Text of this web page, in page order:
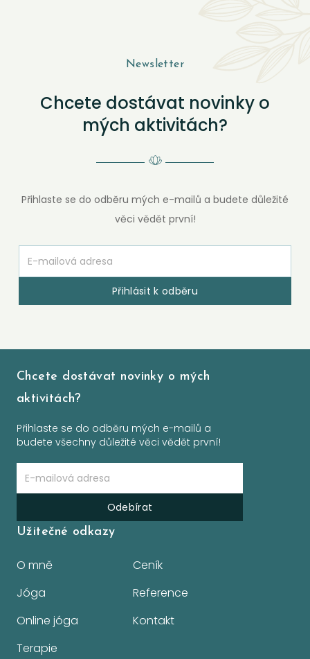
Newsletter
Chcete dostávat novinky o
mých aktivitách?
Přihlaste se do odběru mých e-mailů a budete důležité
věci vědět první!
Přihlásit k odběru
Chcete dostávat novinky o mých
aktivitách?
Přihlaste se do odběru mých e-mailů a
budete všechny důležité věci vědět první!
Odebírat
Užitečné odkazy
O mně
Ceník
Jóga
Reference
Online jóga
Kontakt
Terapie